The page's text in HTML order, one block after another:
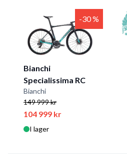
-30 %
Bianchi
Specialissima RC
Bianchi
149 999 kr
104 999 kr
I lager